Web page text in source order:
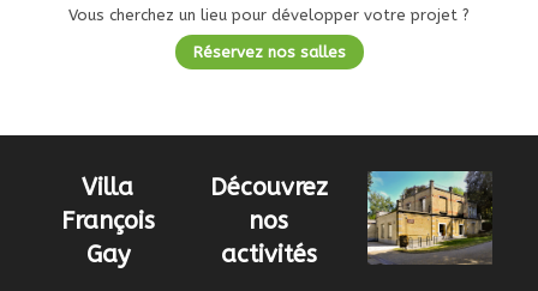
Vous cherchez un lieu pour développer votre projet ?
Réservez nos salles
Villa
François
Gay
Découvrez
nos
activités